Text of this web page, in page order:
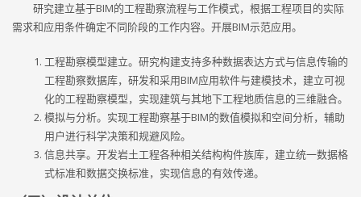
研究建立基于BIM的工程勘察流程与工作模式，根据工程项目的实际
需求和应用条件确定不同阶段的工作内容。开展BIM示范应用。
工程勘察模型建立。研究构建支持多种数据表达方式与信息传输的
工程勘察数据库，研发和采用BIM应用软件与建模技术，建立可视
化的工程勘察模型，实现建筑与其地下工程地质信息的三维融合。
模拟与分析。实现工程勘察基于BIM的数值模拟和空间分析，辅助
用户进行科学决策和规避风险。
信息共享。开发岩土工程各种相关结构构件族库，建立统一数据格
式标准和数据交换标准，实现信息的有效传递。